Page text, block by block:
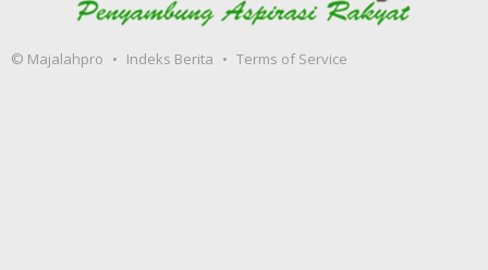
© Majalahpro Indeks Berita Terms of Service